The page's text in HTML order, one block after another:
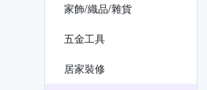
家飾/織品/雜貨
五金工具
居家裝修